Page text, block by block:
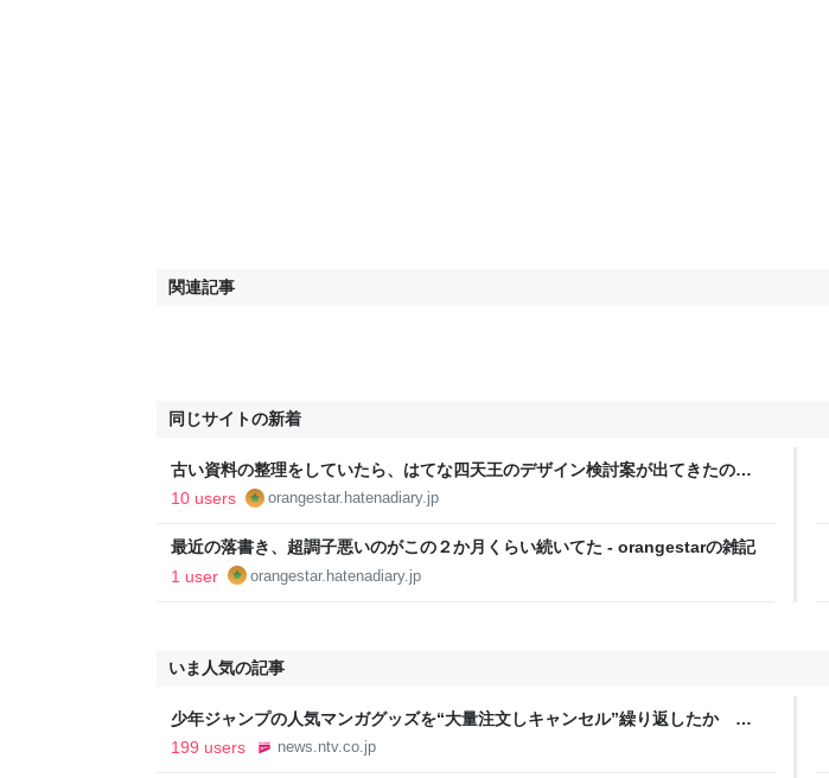
関連記事
同じサイトの新着
古い資料の整理をしていたら、はてな四天王のデザイン検討案が出てきたので
供養 - orangestarの雑記
10 users orangestar.hatenadiary.jp
最近の落書き、超調子悪いのがこの２か月くらい続いてた - orangestarの雑記
1 user
orangestar.hatenadiary.jp
いま人気の記事
少年ジャンプの人気マンガグッズを“大量注文しキャンセル”繰り返したか 女
逮捕 総額43億円以上（2026年8月6日掲載）｜日テレNEWS NNN
199 users news.ntv.co.jp